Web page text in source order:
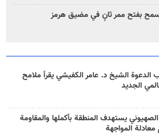
بفتح ممر ثانٍ في مضيق هرمز
الدعوة الشيخ د. عامر الكفيشي يقرأ ملامح
الجديد
يستهدف المنطقة بأكملها والمقاومة
المواجهة